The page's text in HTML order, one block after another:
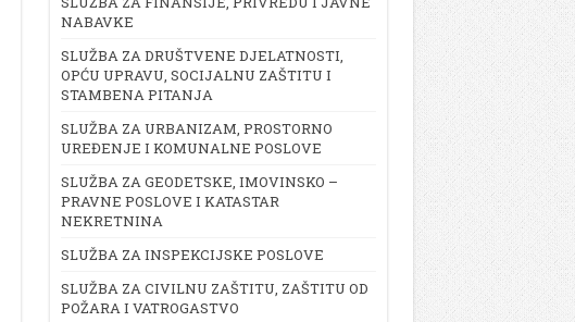
NABAVKE
SLUŽBA ZA DRUŠTVENE DJELATNOSTI,
OPĆU UPRAVU, SOCIJALNU ZAŠTITU I
STAMBENA PITANJA
SLUŽBA ZA URBANIZAM, PROSTORNO
UREĐENJE I KOMUNALNE POSLOVE
SLUŽBA ZA GEODETSKE, IMOVINSKO –
PRAVNE POSLOVE I KATASTAR
NEKRETNINA
SLUŽBA ZA INSPEKCIJSKE POSLOVE
SLUŽBA ZA CIVILNU ZAŠTITU, ZAŠTITU OD
POŽARA I VATROGASTVO